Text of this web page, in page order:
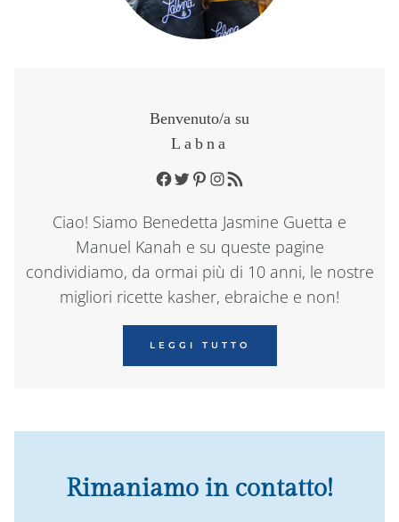
Benvenuto/a su
Labna
Facebook
TwitterPinterest
Instagram
RSS Feed
Ciao! Siamo Benedetta Jasmine Guetta e
Manuel Kanah e su queste pagine
condividiamo, da ormai più di 10 anni, le nostre
migliori ricette kasher, ebraiche e non!
LEGGI TUTTO
Rimaniamo in contatto!